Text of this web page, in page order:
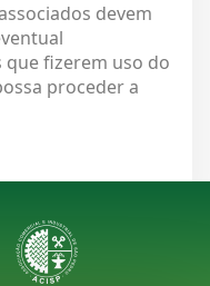
devem
fizerem uso do
proceder a